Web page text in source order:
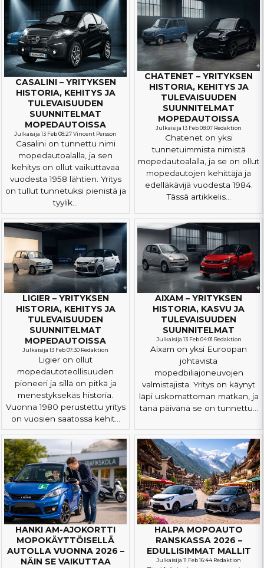
CASALINI – YRITYKSEN
HISTORIA, KEHITYS JA
TULEVAISUUDEN
SUUNNITELMAT
MOPEDAUTOISSA
Julkaisija 13 Feb 08:27 Vincent Persson
Casalini on tunnettu nimi
mopedautoalalla, ja sen
kehitys on ollut vaikuttavaa
vuodesta 1958 lähtien. Yritys
on tullut tunnetuksi pienistä ja
tyylik...
CHATENET – YRITYKSEN
HISTORIA, KEHITYS JA
TULEVAISUUDEN
SUUNNITELMAT
MOPEDAUTOISSA
Julkaisija 13 Feb 08:07 Redaktion
Chatenet on yksi
tunnetuimmista nimistä
mopedautoalalla, ja se on ollut
mopedautojen kehittäjä ja
edelläkävijä vuodesta 1984.
Tässä artikkelis...
LIGIER – YRITYKSEN
HISTORIA, KEHITYS JA
TULEVAISUUDEN
SUUNNITELMAT
MOPEDAUTOISSA
Julkaisija 13 Feb 07:30 Redaktion
Ligier on ollut
mopedautoteollisuuden
pioneeri ja sillä on pitkä ja
menestyksekäs historia.
Vuonna 1980 perustettu yritys
on vuosien saatossa kehit...
AIXAM – YRITYKSEN
HISTORIA, KASVU JA
TULEVAISUUDEN
SUUNNITELMAT
Julkaisija 13 Feb 04:01 Redaktion
Aixam on yksi Euroopan
johtavista
mopedbiliajoneuvojen
valmistajista. Yritys on käynyt
läpi uskomattoman matkan, ja
tänä päivänä se on tunnettu...
HANKI AM-AJOKORTTI
MOPOKÄYTTÖISELLÄ
AUTOLLA VUONNA 2026 –
NÄIN SE VAIKUTTAA
HALPA MOPOAUTO
RANSKASSA 2026 –
EDULLISIMMAT MALLIT
Julkaisija 11 Feb 16:44 Redaktion